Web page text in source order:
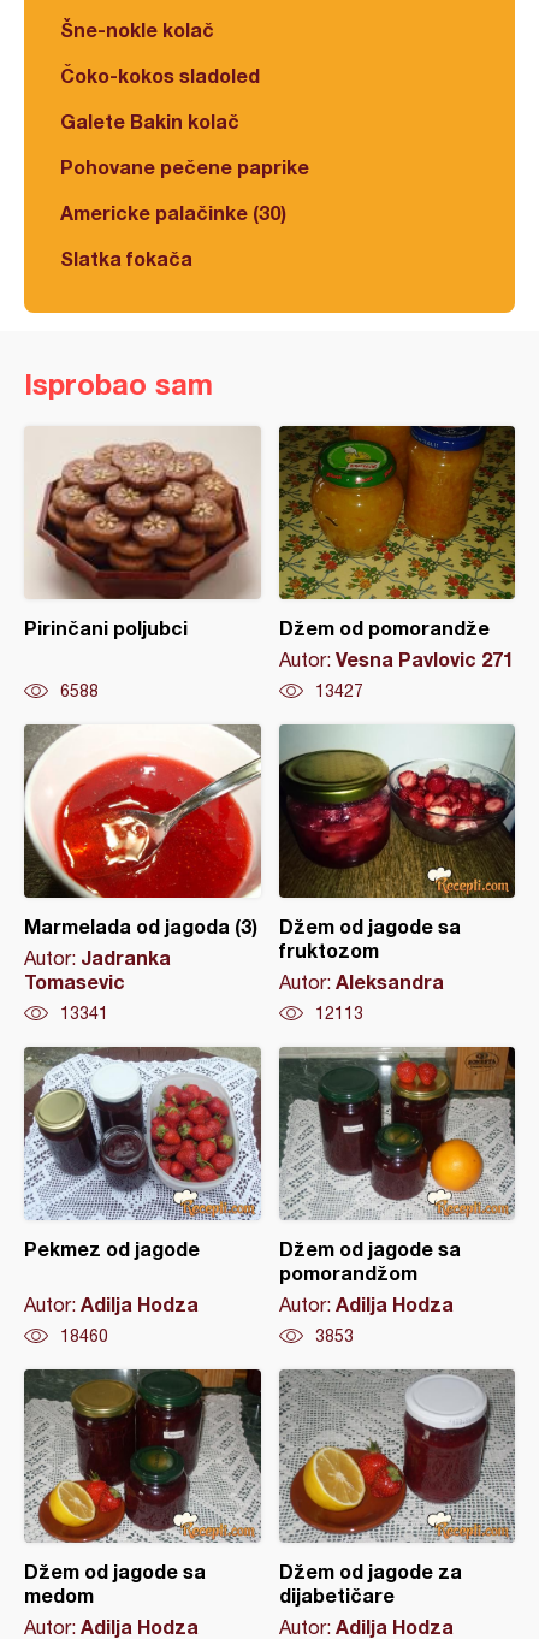
Šne-nokle kolač
Čoko-kokos sladoled
Galete Bakin kolač
Pohovane pečene paprike
Americke palačinke (30)
Slatka fokača
Isprobao sam
Pirinčani poljubci
6588
Džem od pomorandže
Autor: Vesna Pavlovic 271
13427
Marmelada od jagoda (3)
Autor: Jadranka
Tomasevic
13341
Džem od jagode sa
fruktozom
Autor: Aleksandra
12113
Pekmez od jagode
Autor: Adilja Hodza
18460
Džem od jagode sa
pomorandžom
Autor: Adilja Hodza
3853
Džem od jagode sa
medom
Autor: Adilja Hodza
Džem od jagode za
dijabetičare
Autor: Adilja Hodza